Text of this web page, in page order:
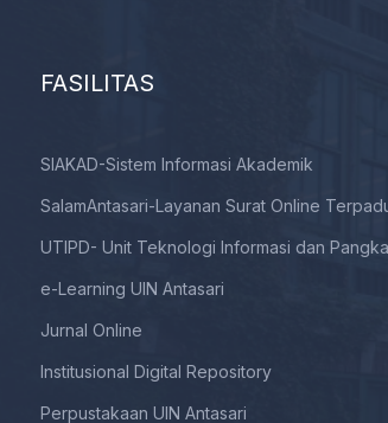
FASILITAS
SIAKAD-Sistem Informasi Akademik
SalamAntasari-Layanan Surat Online
UTIPD- Unit Teknologi Informasi dan
e-Learning UIN Antasari
Jurnal Online
Institusional Digital Repository
Perpustakaan UIN Antasari